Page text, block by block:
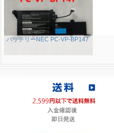
バッテリーNEC PC-VP-BP147